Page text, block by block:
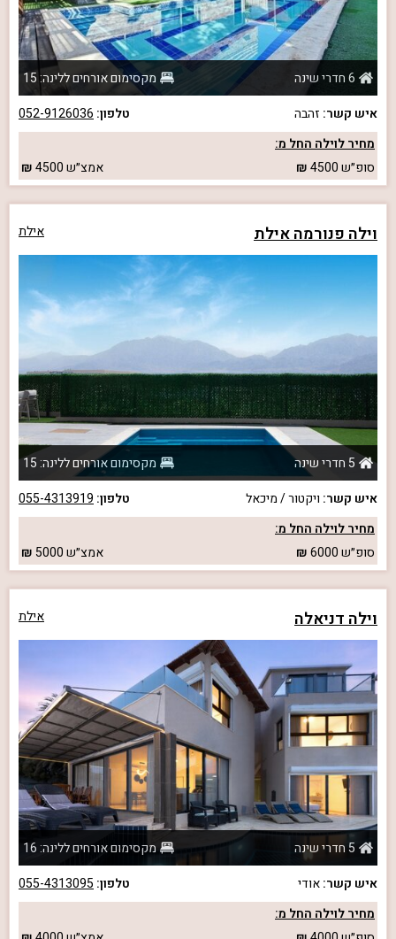
6 חדרי שינה
מקסימום אורחים ללינה: 15
איש קשר: זהבה טלפון: 052-9126036
מחיר לוילה החל מ:
סופ״ש4500 אמצ״ש4500
וילה פנורמה אילת אילת
5 חדרי שינה
מקסימום אורחים ללינה: 15
איש קשר: ויקטור / מיכאל טלפון: 055-4313919
מחיר לוילה החל מ:
סופ״ש6000 אמצ״ש5000
וילה דניאלה אילת
5 חדרי שינה
מקסימום אורחים ללינה: 16
איש קשר:אודי טלפון: 055-4313095
מחיר לוילה החל מ: